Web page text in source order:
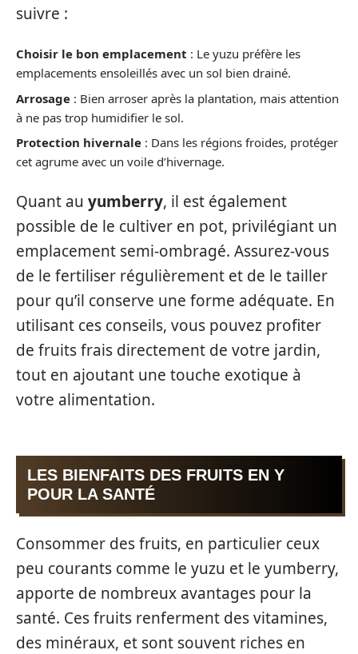
suivre :
Choisir le bon emplacement : Le yuzu préfère les
emplacements ensoleillés avec un sol bien drainé.
Arrosage : Bien arroser après la plantation, mais attention
à ne pas trop humidifier le sol.
Protection hivernale : Dans les régions froides, protéger
cet agrume avec un voile d’hivernage.
Quant au yumberry, il est également
possible de le cultiver en pot, privilégiant un
emplacement semi-ombragé. Assurez-vous
de le fertiliser régulièrement et de le tailler
pour qu’il conserve une forme adéquate. En
utilisant ces conseils, vous pouvez profiter
de fruits frais directement de votre jardin,
tout en ajoutant une touche exotique à
votre alimentation.
LES BIENFAITS DES FRUITS EN Y
POUR LA SANTÉ
Consommer des fruits, en particulier ceux
peu courants comme le yuzu et le yumberry,
apporte de nombreux avantages pour la
santé. Ces fruits renferment des vitamines,
des minéraux, et sont souvent riches en